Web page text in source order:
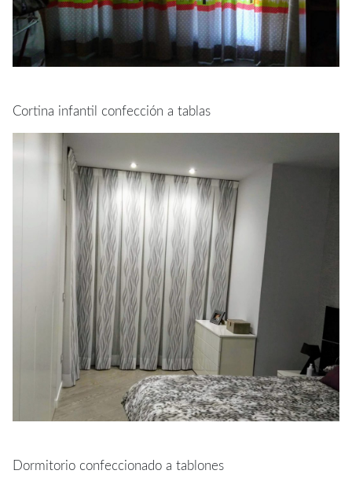
Cortina infantil confección a tablas
Dormitorio confeccionado a tablones